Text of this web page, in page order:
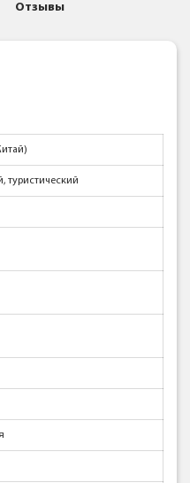
Отзывы
туристический